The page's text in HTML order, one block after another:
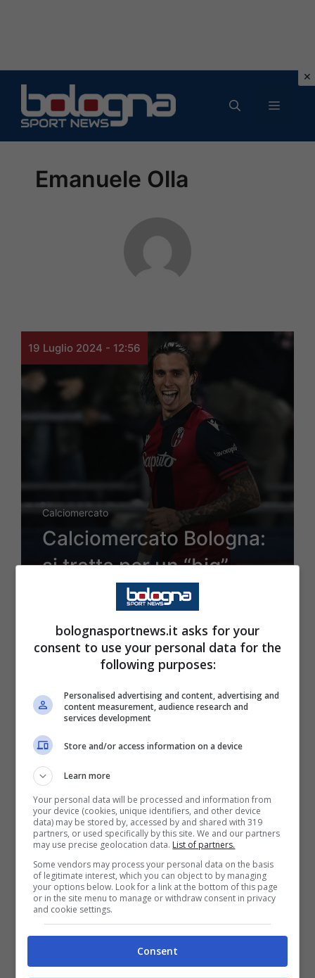
contenuto
MENU
Emanuele Olla
19 Luglio 2024 - 12:56
Calciomercato
Calciomercato Bologna:
si tratta per un “big”
come erede di Calafiori
Articoli recenti
Amondarain, una
tradizione che si rinnova:
a Bologna per fare meglio
di Nicolás Domínguez
bolognasportnews.it asks for your
consent to use your personal data for the
following purposes:
Personalised advertising and content, advertising and
content measurement, audience research and
services development
Store and/or access information on a device
Learn more
Your personal data will be processed and information from
your device (cookies, unique identifiers, and other device
data) may be stored by, accessed by and shared with 319
partners, or used specifically by this site. We and our partners
may use precise geolocation data. List of partners.
Some vendors may process your personal data on the basis
of legitimate interest, which you can object to by managing
your options below. Look for a link at the bottom of this page
or in the site menu to manage or withdraw consent in privacy
and cookie settings.
Consent